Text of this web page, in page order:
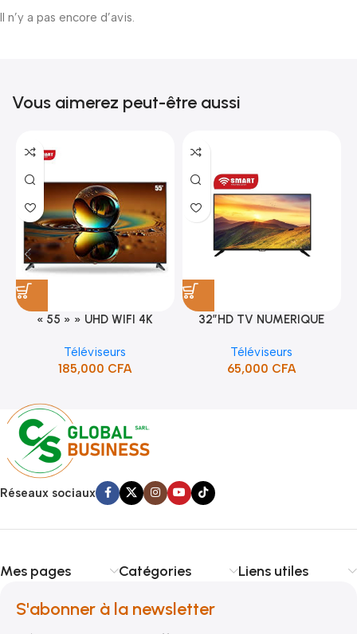
Il n’y a pas encore d’avis.
Vous aimerez peut-être aussi
« 55 » » UHD WIFI 4K
Téléviseurs
185,000 CFA
32″HD TV NUMERIQUE
BORDURE/SUPPORT(STT-
5132A)
Téléviseurs
65,000 CFA
Réseaux sociaux
Mes pages Catégories Liens utiles
S'abonner à la newsletter